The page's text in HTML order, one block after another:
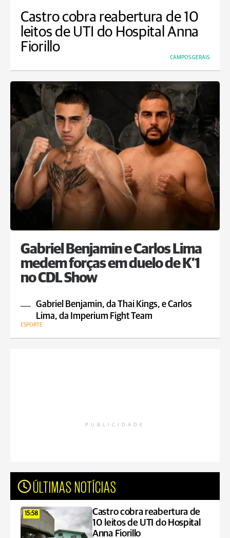
Castro cobra reabertura de 10
leitos de UTI do Hospital Anna
Fiorillo
CAMPOS GERAIS
Gabriel Benjamin e Carlos Lima
medem forças em duelo de K’1
no CDL Show
Gabriel Benjamin, da Thai Kings, e Carlos
Lima, da Imperium Fight Team
ESPORTE
PUBLICIDADE
ÚLTIMAS NOTÍCIAS
15:58
Castro cobra reabertura de
10 leitos de UTI do Hospital
Anna Fiorillo